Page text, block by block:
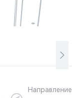
Направление